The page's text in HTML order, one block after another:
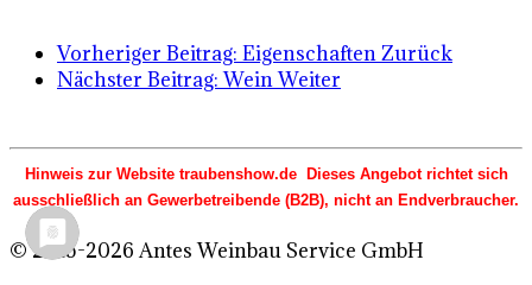
Vorheriger Beitrag: EigenschaftenZurück
Nächster Beitrag: WeinWeiter
Hinweis zur Website traubenshow.de Dieses Angebot richtet sich
ausschließlich an Gewerbetreibende (B2B), nicht an Endverbraucher.
© 2015-2026 Antes Weinbau Service GmbH